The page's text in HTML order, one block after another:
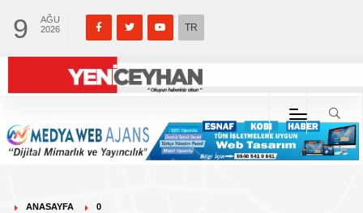
9
AĞU
2026
TR
ANASAYFA
0